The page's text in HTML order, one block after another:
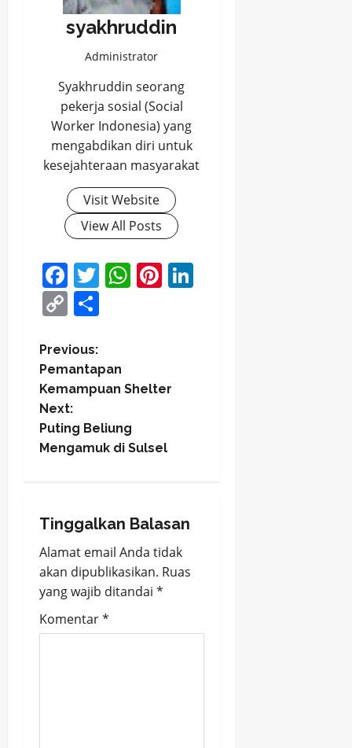
syakhruddin
Administrator
Syakhruddin seorang
pekerja sosial (Social
Worker Indonesia) yang
mengabdikan diri untuk
kesejahteraan masyarakat
Visit Website
View All Posts
Facebook
Twitter
WhatsApp
Pinterest
Copy
P
o
s
t
a
v
i
g
Previous:
Pemantapan
Kemampuan Shelter
Next:
Puting Beliung
Mengamuk di Sulsel
Tinggalkan Balasan
Alamat email Anda tidak
akan dipublikasikan. Ruas
yang wajib ditandai *
Komentar*